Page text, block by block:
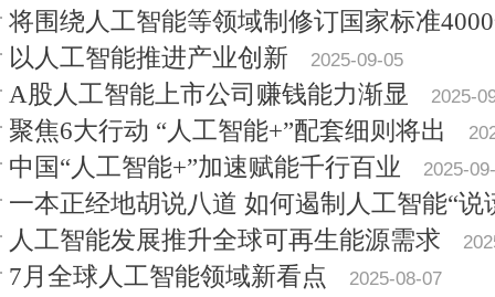
将围绕人工智能等领域制修订国家标准
以人工智能推进产业创新
2025-09-05
A股人工智能上市公司赚钱能力渐显 2025-
聚焦6大行动 “人工智能+”配套细则将出
中国“人工智能+”加速赋能千行百业 2025-
一本正经地胡说八道 如何遏制人工智能“说
人工智能发展推升全球可再生能源需求
7月全球人工智能领域新看点 2025-08-07